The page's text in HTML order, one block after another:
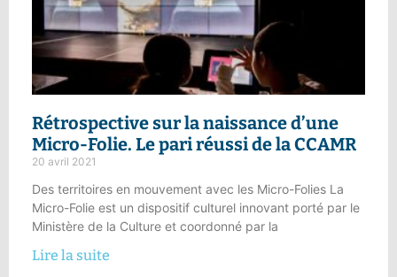
Rétrospective sur la naissance d’une
Micro-Folie. Le pari réussi de la CCAMR
20 avril 2021
Des territoires en mouvement avec les Micro-Folies La
Micro-Folie est un dispositif culturel innovant porté par le
Ministère de la Culture et coordonné par la
Lire la suite